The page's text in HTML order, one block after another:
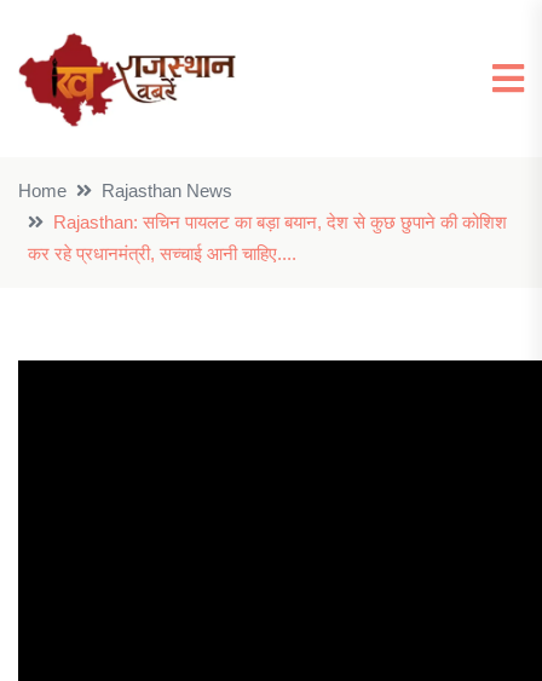
Home
Rajasthan News
Rajasthan: सचिन पायलट का बड़ा बयान, देश से कुछ छुपाने की कोशिश
कर रहे प्रधानमंत्री, सच्चाई आनी चाहिए....